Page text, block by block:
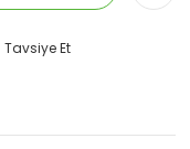
Tavsiye Et